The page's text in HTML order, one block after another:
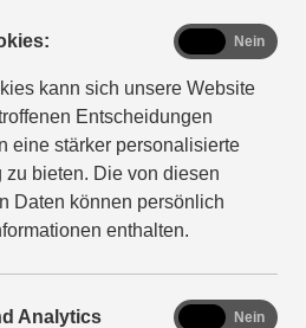
kann sich unsere Website
Entscheidungen
eine stärker personalisierte
zu bieten. Die von diesen
Daten können persönlich
enthalten.
functional
Nein
Analytics
analyticsNein